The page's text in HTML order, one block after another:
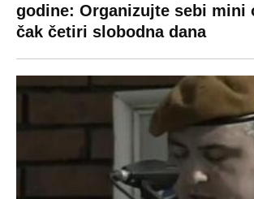
godine: Organizujte sebi mini
čak četiri slobodna dana